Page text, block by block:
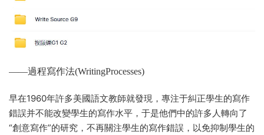
——過程寫作法(WritingProcesses)
早在1960年許多美國語文教師就發現，專注于糾正學生的寫作
錯誤并不能改變學生的寫作水平，于是他們中的許多人轉向了
“創意寫作”的研究，不再關注學生的寫作錯誤，以免抑制學生的